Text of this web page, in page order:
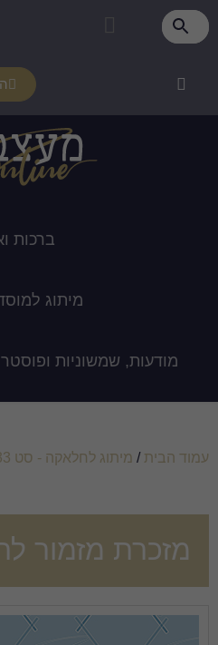
אירועים
כריכות ושערים
קבצים במתנה
0433 / מזכרת מזמור לתודה
₪
30 לתודה